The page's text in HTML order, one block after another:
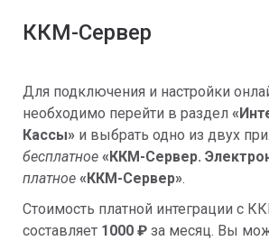
ККМ-Сервер
Для подключения и настройки
необходимо перейти в раздел «
Кассы» и выбрать одно из двух
бесплатное «ККМ-Сервер.
платное «ККМ-Сервер».
Стоимость платной интеграции с
составляет 1000 ₽ за месяц. Вы